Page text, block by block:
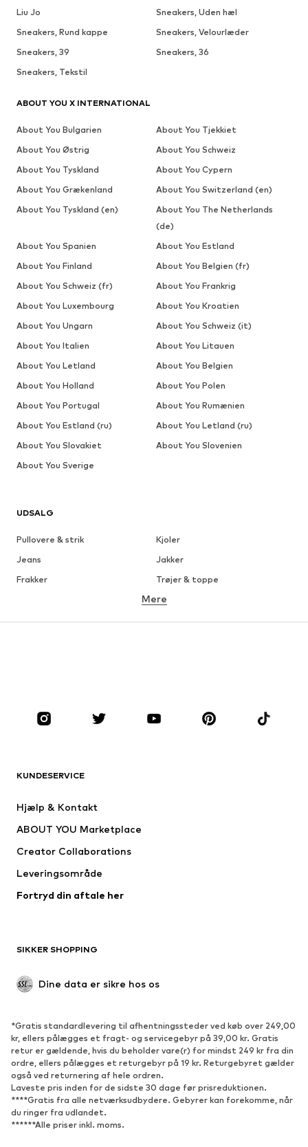
UDSALG
Pullovere & strik
Kjoler
Jeans
Jakker
Frakker
Trøjer & toppe
Undertøj
Tilbehør
Premium
Nyheder
Undertøj
Frakker
Badetøj
Upcycled mode
Nyheder
Trending
Sneakers
Ankelstøvler
Pumps & høje hæle
Støvler
Sandaler
Lave sko
Sportssko
Mere
KUNDESERVICE
Hjælp & Kontakt
ABOUT YOU Marketplace
Creator Collaborations
Leveringsområde
Fortryd din aftale her
SIKKER SHOPPING
Dine data er sikre hos os
*Gratis standardlevering til afhentningssteder ved køb over 249,00
kr, ellers pålægges et fragt- og servicegebyr på 39,00 kr. Gratis
retur er gældende, hvis du beholder vare(r) for mindst 249 kr fra din
ordre, ellers pålægges et returgebyr på 19 kr. Returgebyret gælder
også ved returnering af hele ordren.
Laveste pris inden for de sidste 30 dage før prisreduktionen.
****Gratis fra alle netværksudbydere. Gebyrer kan forekomme, når
du ringer fra udlandet.
******Alle priser inkl. moms.
Liu Jo
Sneakers, Uden hæl
Sneakers, Rund kappe
Sneakers, Velourlæder
Sneakers, 39
Sneakers, 36
Sneakers, Tekstil
ABOUT YOU X INTERNATIONAL
About You Bulgarien
About You Tjekkiet
About You Østrig
About You Schweiz
About You Tyskland
About You Cypern
About You Grækenland
About You Switzerland (en)
About You Tyskland (en)
About You The Netherlands
(de)
About You Spanien
About You Estland
About You Finland
About You Belgien (fr)
About You Schweiz (fr)
About You Frankrig
About You Luxembourg
About You Kroatien
About You Ungarn
About You Schweiz (it)
About You Italien
About You Litauen
About You Letland
About You Belgien
About You Holland
About You Polen
About You Portugal
About You Rumænien
About You Estland (ru)
About You Letland (ru)
About You Slovakiet
About You Slovenien
About You Sverige